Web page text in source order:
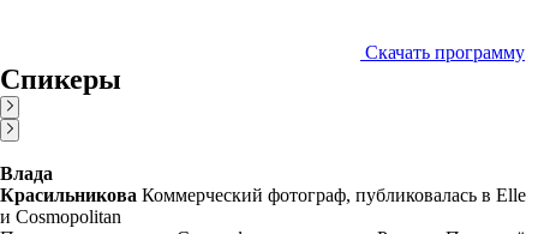
Скачать программу
Спикеры
Влада
Красильникова Коммерческий фотограф, публиковалась в Elle
и Cosmopolitan